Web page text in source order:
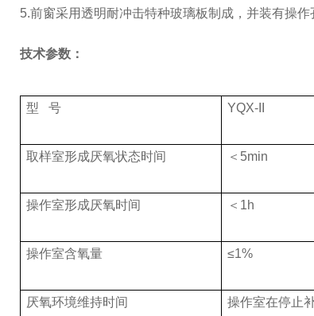
5.前窗采用透明耐冲击特种玻璃板制成，并装有操
技术参数：
型 号 YQX-
取样室形成厌氧状态时间 ＜ 5min
操作室形成厌氧时间 ＜ 1h
操作室含氧量 ≤1%
厌氧环境维持时间 操作室在停止